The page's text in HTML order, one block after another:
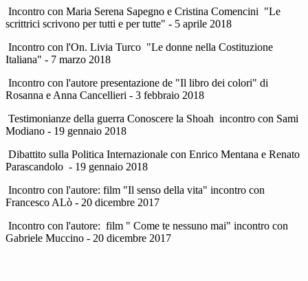
Incontro con Maria Serena Sapegno e Cristina Comencini "Le
scrittrici scrivono per tutti e per tutte" - 5 aprile 2018
Incontro con l'On. Livia Turco "Le donne nella Costituzione
Italiana" - 7 marzo 2018
Incontro con l'autore presentazione de "Il libro dei colori" di
Rosanna e Anna Cancellieri - 3 febbraio 2018
Testimonianze della guerra Conoscere la Shoah incontro con Sami
Modiano - 19 gennaio 2018
Dibattito sulla Politica Internazionale con Enrico Mentana e Renato
Parascandolo - 19 gennaio 2018
Incontro con l'autore: film "Il senso della vita" incontro con
Francesco ALò - 20 dicembre 2017
Incontro con l'autore: film " Come te nessuno mai" incontro con
Gabriele Muccino - 20 dicembre 2017